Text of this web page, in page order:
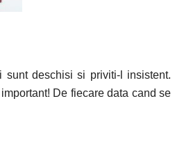
sunt deschisi si priviti-l
insistent.
De fiecare data cand se